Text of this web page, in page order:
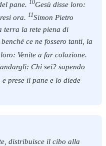
pane. 10Gesù disse loro:
ora. 11Simon Pietro
terra la rete piena di
ce ne fossero tanti, la
Venite a far colazione.
Chi sei? sapendo
e prese il pane e lo diede
distribuisce il cibo alla